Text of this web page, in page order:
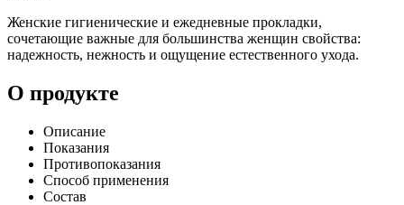
Женские гигиенические и ежедневные прокладки,
сочетающие важные для большинства женщин свойства:
надежность, нежность и ощущение естественного ухода.
О продукте
Описание
Показания
Противопоказания
Способ применения
Состав